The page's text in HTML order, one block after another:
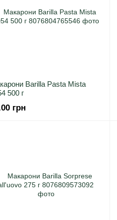
Barilla Pasta Mista
500 г
грн